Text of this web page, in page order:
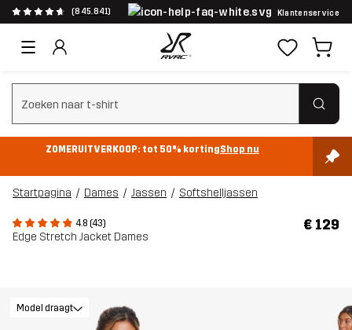
(845.841) Klantenservice
Zoeken wissen
ZOMERUITVERKOOP: tot 50% kortingShop nu
Startpagina Dames Jassen Softshelljassen
4.8 (43)
Edge Stretch Jacket Dames
€ 129
Model draagt